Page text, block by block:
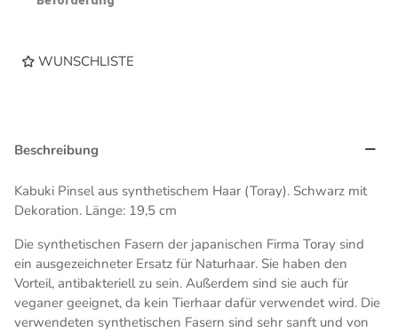
WUNSCHLISTE
Beschreibung
Kabuki Pinsel aus synthetischem Haar (Toray). Schwarz mit
Dekoration. Länge: 19,5 cm
Die synthetischen Fasern der japanischen Firma Toray sind
ein ausgezeichneter Ersatz für Naturhaar. Sie haben den
Vorteil, antibakteriell zu sein. Außerdem sind sie auch für
veganer geeignet, da kein Tierhaar dafür verwendet wird. Die
verwendeten synthetischen Fasern sind sehr sanft und von